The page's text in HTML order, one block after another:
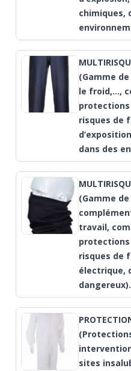
chimiques,
(Gamme
le froid,...,
risques de
dans des
(Gamme
travail,
risques de
électrique,
dangereux).
sites